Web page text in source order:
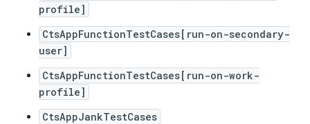
profile]
CtsAppFunctionTestCases[run-on-secondary-
user]
CtsAppFunctionTestCases[run-on-work-
profile]
CtsAppJankTestCases